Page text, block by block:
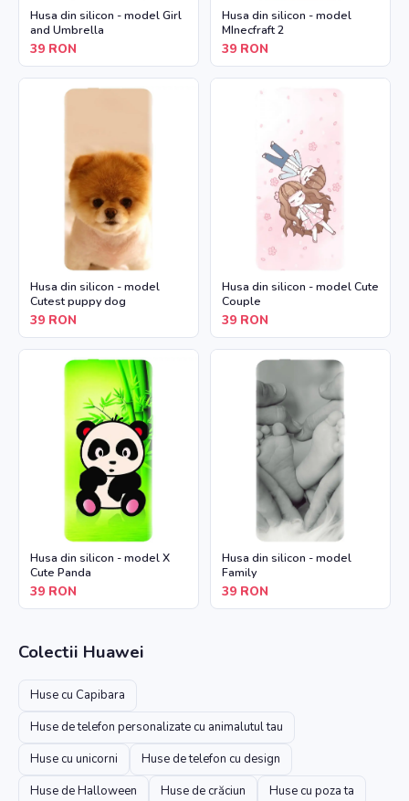
Husa din silicon - model Girl
and Umbrella
39 RON
Husa din silicon - model
MInecfraft 2
39 RON
Husa din silicon - model
Cutest puppy dog
39 RON
Husa din silicon - model Cute
Couple
39 RON
Husa din silicon - model X
Cute Panda
39 RON
Husa din silicon - model
Family
39 RON
Colectii Huawei
Huse cu Capibara
Huse de telefon personalizate cu animalutul tau
Huse cu unicorni
Huse de telefon cu design
Huse de Halloween
Huse de crăciun Huse cu poza ta